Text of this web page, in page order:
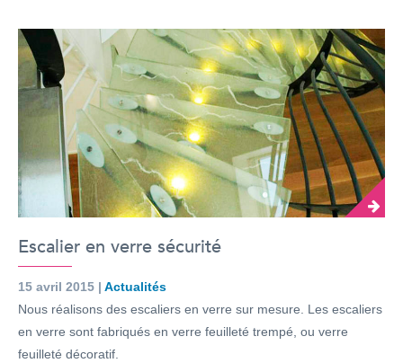
Escalier en verre sécurité
15 avril 2015 | Actualités
Nous réalisons des escaliers en verre sur mesure. Les escaliers
en verre sont fabriqués en verre feuilleté trempé, ou verre
feuilleté décoratif.